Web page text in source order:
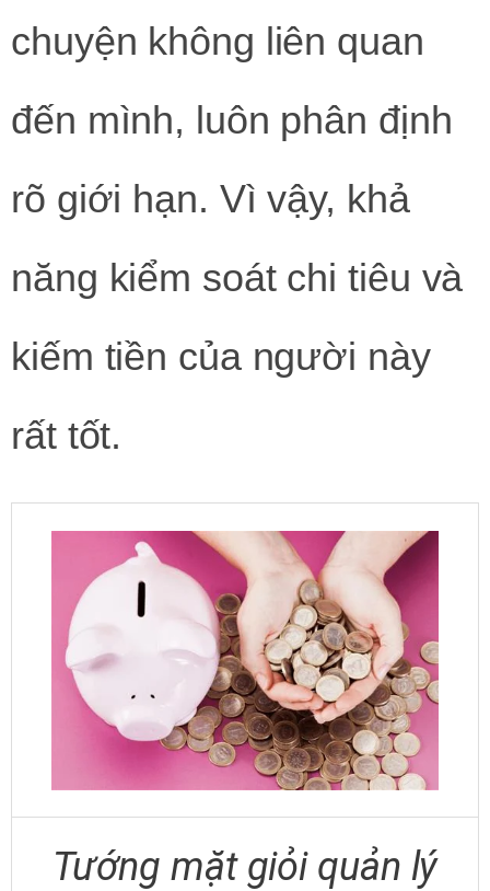
chuyện không liên quan
đến mình, luôn phân định
rõ giới hạn. Vì vậy, khả
năng kiểm soát chi tiêu và
kiếm tiền của người này
rất tốt.
Tướng mặt giỏi quản lý